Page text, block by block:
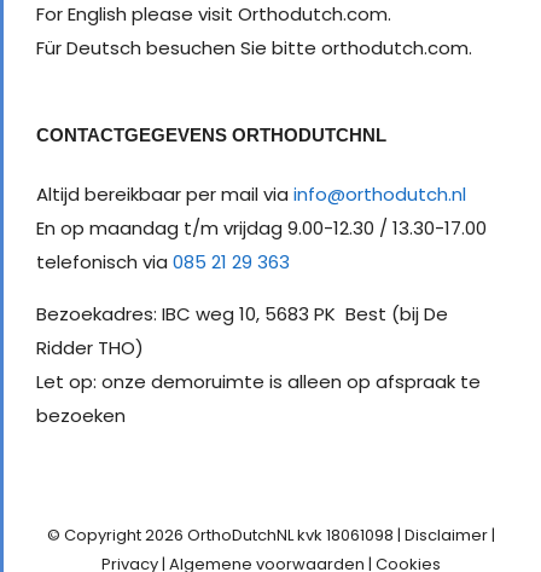
For English please visit Orthodutch.com.
Für Deutsch besuchen Sie bitte orthodutch.com.
CONTACTGEGEVENS ORTHODUTCHNL
Altijd bereikbaar per mail via info@orthodutch.nl
En op maandag t/m vrijdag 9.00-12.30 / 13.30-17.00
telefonisch via 085 21 29 363
Bezoekadres: IBC weg 10, 5683 PK Best (bij De
Ridder THO)
Let op: onze demoruimte is alleen op afspraak te
bezoeken
© Copyright2026 OrthoDutchNL kvk 18061098 | Disclaimer|
Privacy| Algemene voorwaarden | Cookies